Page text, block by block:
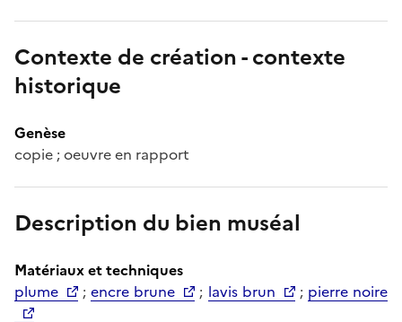
Contexte de création - contexte
historique
Genèse
copie ; oeuvre en rapport
Description du bien muséal
Matériaux et techniques
plume
;encre brune ; lavis brun ; pierre noire